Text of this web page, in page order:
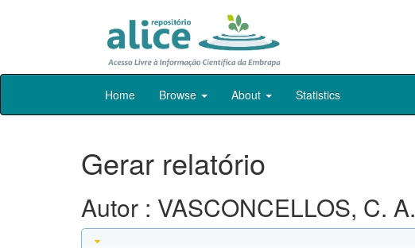
Skip
Home Browse About Statistics
Gerar relatório
Autor : VASCONCELLOS, C. A.